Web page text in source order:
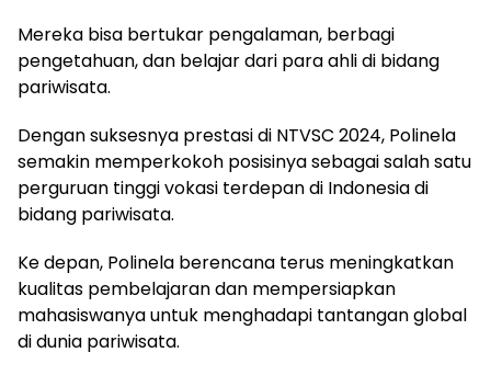
Mereka bisa bertukar pengalaman, berbagi
pengetahuan, dan belajar dari para ahli di bidang
pariwisata.
Dengan suksesnya prestasi di NTVSC 2024, Polinela
semakin memperkokoh posisinya sebagai salah satu
perguruan tinggi vokasi terdepan di Indonesia di
bidang pariwisata.
Ke depan, Polinela berencana terus meningkatkan
kualitas pembelajaran dan mempersiapkan
mahasiswanya untuk menghadapi tantangan global
di dunia pariwisata.